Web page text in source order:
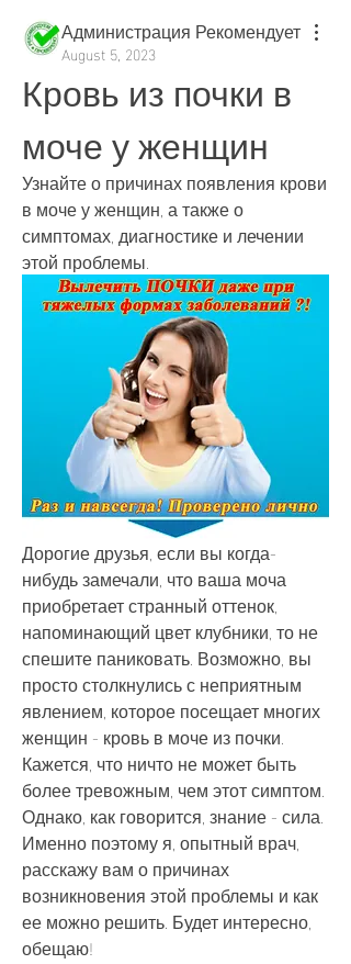
Администрация Рекомендует
August 5, 2023
Кровь из почки в
моче у женщин
Узнайте о причинах появления крови
в моче у женщин, а также о
симптомах, диагностике и лечении
этой проблемы.
Дорогие друзья, если вы когда-
нибудь замечали, что ваша моча
приобретает странный оттенок,
напоминающий цвет клубники, то не
спешите паниковать. Возможно, вы
просто столкнулись с неприятным
явлением, которое посещает многих
женщин - кровь в моче из почки.
Кажется, что ничто не может быть
более тревожным, чем этот симптом.
Однако, как говорится, знание - сила.
Именно поэтому я, опытный врач,
расскажу вам о причинах
возникновения этой проблемы и как
ее можно решить. Будет интересно,
обещаю!